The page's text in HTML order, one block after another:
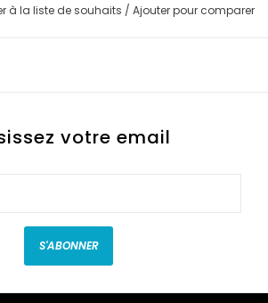
à la liste de souhaits / Ajouter pour comparer
votre email
S'ABONNER